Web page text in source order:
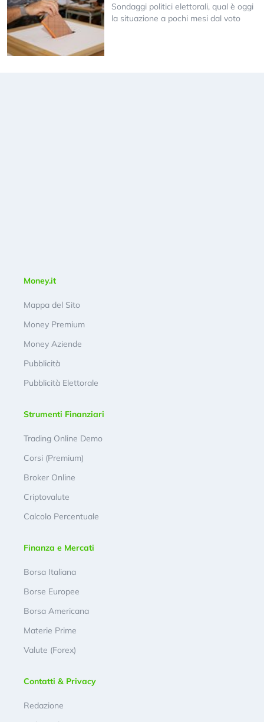
Sondaggi politici elettorali, qual è oggi
la situazione a pochi mesi dal voto
Money.it
Mappa del Sito
Money Premium
Money Aziende
Pubblicità
Pubblicità Elettorale
Strumenti Finanziari
Trading Online Demo
Corsi (Premium)
Broker Online
Criptovalute
Calcolo Percentuale
Finanza e Mercati
Borsa Italiana
Borse Europee
Borsa Americana
Materie Prime
Valute (Forex)
Contatti & Privacy
Redazione